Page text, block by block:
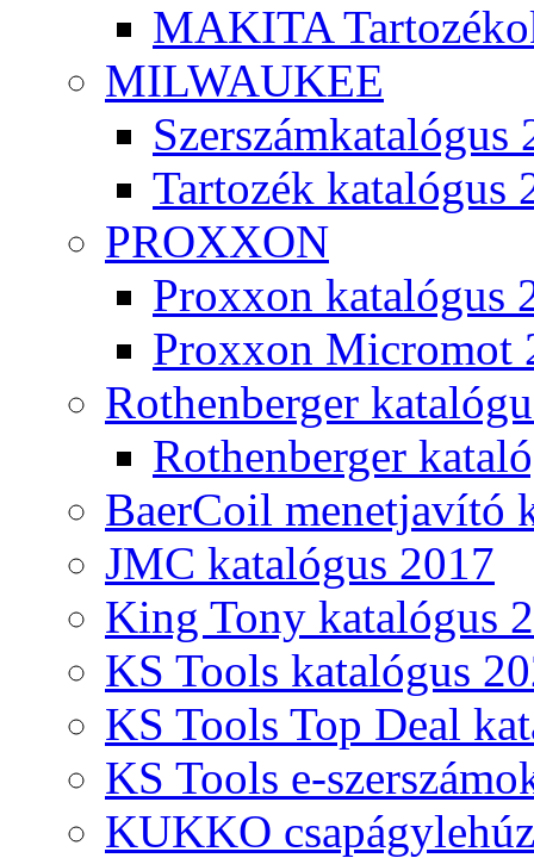
MAKITA
MILWAUKEE
Szerszámkatalógus
Tartozék katalógus
PROXXON
Proxxon katalógus
Proxxon Micromot
Rothenberger
Rothenberger
BaerCoil menetjavító
JMC katalógus 2017
King Tony katalógus
KS Tools katalógus
KS Tools Top Deal
KS Tools e-
KUKKO